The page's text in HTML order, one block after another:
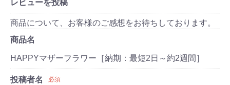
レビューを投稿
商品について、お客様のご感想をお待ちしております。
商品名
HAPPYマザーフラワー［納期：最短2日～約2週間］
投稿者名 必須